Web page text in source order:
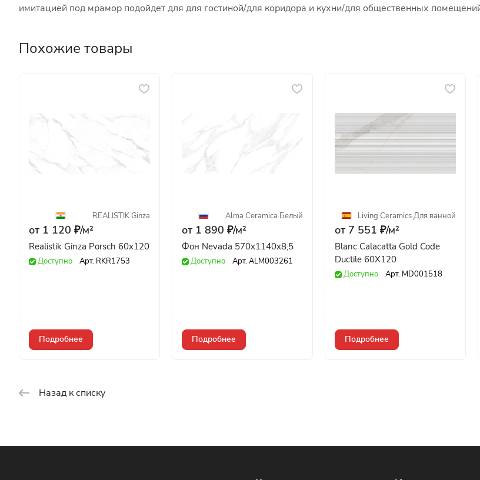
имитацией под мрамор подойдет для для гостиной/для коридора и кухни/для общественных
Похожие товары
REALISTIK·Ginza
от 1 120 ₽/м²
Realistik Ginza Porsch 60x120
Доступно Арт. RKR1753
Подробнее
Alma Ceramica·Белый
от 1 890 ₽/м²
Фон Nevada 570x1140x8,5
Доступно Арт.ALM003261
Подробнее
Living Ceramics·Для ванной
от 7 551 ₽/м²
Blanc Calacatta Gold Code
Ductile 60X120
Доступно Арт. MD001518
Подробнее
Назад к списку